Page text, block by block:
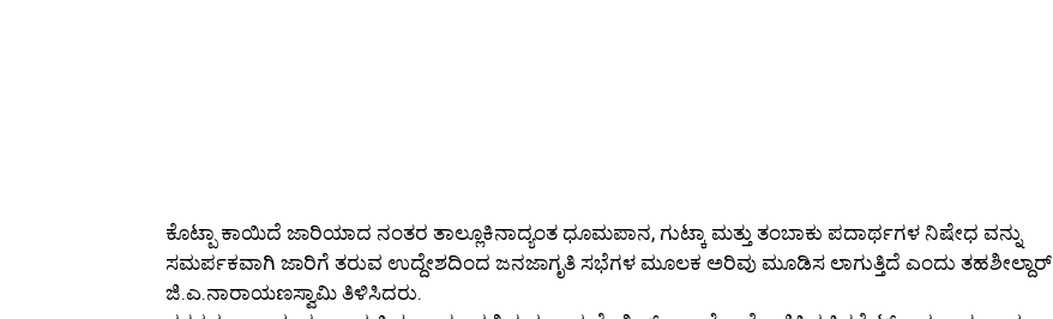
ಕೊಟ್ಪಾ ಕಾಯಿದೆ ಜಾರಿಯಾದ ನಂತರ ತಾಲ್ಲೂಕಿನಾದ್ಯಂತ ಧೂಮಪಾನ, ಗುಟ್ಕಾ ಮತ್ತು ತಂಬಾಕು ಪದಾರ್ಥಗಳ ನಿಷೇಧ ವನ್ನು
ಸಮರ್ಪಕವಾಗಿ ಜಾರಿಗೆ ತರುವ ಉದ್ದೇಶದಿಂದ ಜನಜಾಗೃತಿ ಸಭೆಗಳ ಮೂಲಕ ಅರಿವು ಮೂಡಿಸ ಲಾಗುತ್ತಿದೆ ಎಂದು ತಹಶೀಲ್ದಾರ್
ಜಿ.ಎ.ನಾರಾಯಣಸ್ವಾಮಿ ತಿಳಿಸಿದರು.